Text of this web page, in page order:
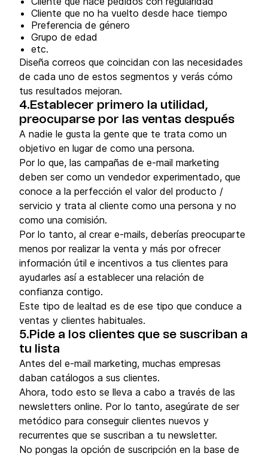
Cliente que no ha vuelto desde hace tiempo
Preferencia de género
Grupo de edad
etc.
Diseña correos que coincidan con las necesidades
de cada uno de estos segmentos y verás cómo
tus resultados mejoran.
4.Establecer primero la utilidad,
preocuparse por las ventas después
A nadie le gusta la gente que te trata como un
objetivo en lugar de como una persona.
Por lo que, las campañas de e-mail marketing
deben ser como un vendedor experimentado, que
conoce a la perfección el valor del producto /
servicio y trata al cliente como una persona y no
como una comisión.
Por lo tanto, al crear e-mails, deberías preocuparte
menos por realizar la venta y más por ofrecer
información útil e incentivos a tus clientes para
ayudarles así a establecer una relación de
confianza contigo.
Este tipo de lealtad es de ese tipo que conduce a
ventas y clientes habituales.
5.Pide a los clientes que se suscriban a
tu lista
Antes del e-mail marketing, muchas empresas
daban catálogos a sus clientes.
Ahora, todo esto se lleva a cabo a través de las
newsletters online. Por lo tanto, asegúrate de ser
metódico para conseguir clientes nuevos y
recurrentes que se suscriban a tu newsletter.
No pongas la opción de suscripción en la base de